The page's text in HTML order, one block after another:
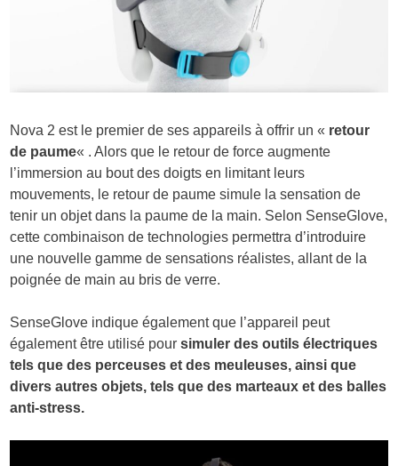
Nova 2 est le premier de ses appareils à offrir un « retour
de paume« . Alors que le retour de force augmente
l’immersion au bout des doigts en limitant leurs
mouvements, le retour de paume simule la sensation de
tenir un objet dans la paume de la main. Selon SenseGlove,
cette combinaison de technologies permettra d’introduire
une nouvelle gamme de sensations réalistes, allant de la
poignée de main au bris de verre.
SenseGlove indique également que l’appareil peut
également être utilisé poursimuler des outils électriques
tels que des perceuses et des meuleuses, ainsi que
divers autres objets, tels que des marteaux et des balles
anti-stress.